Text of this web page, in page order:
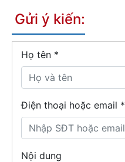
Gửi ý kiến:
Họ tên *
Điện thoại hoặc email *
Nội dung